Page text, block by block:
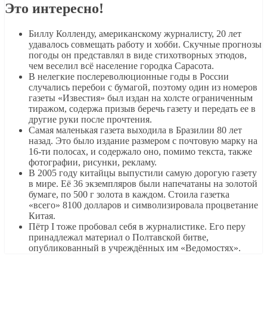
Это интересно!
Биллу Колленду, американскому журналисту, 20 лет
удавалось совмещать работу и хобби. Скучные прогнозы
погоды он представлял в виде стихотворных этюдов,
чем веселил всё население городка Сарасота.
В нелегкие послереволюционные годы в России
случались перебои с бумагой, поэтому один из номеров
газеты «Известия» был издан на холсте ограниченным
тиражом, содержа призыв беречь газету и передать ее в
другие руки после прочтения.
Самая маленькая газета выходила в Бразилии 80 лет
назад. Это было издание размером с почтовую марку на
16-ти полосах, и содержало оно, помимо текста, также
фотографии, рисунки, рекламу.
В 2005 году китайцы выпустили самую дорогую газету
в мире. Её 36 экземпляров были напечатаны на золотой
бумаге, по 500 г золота в каждом. Стоила газетка
«всего» 8100 долларов и символизировала процветание
Китая.
Пётр I тоже пробовал себя в журналистике. Его перу
принадлежал материал о Полтавской битве,
опубликованный в учреждённых им «Ведомостях».